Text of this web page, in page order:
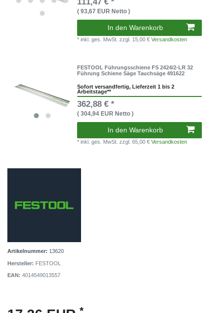
111,47 € *
( 93,67 EUR Netto )
In den Warenkorb
* inkl. ges. MwSt.zzgl. 15,00 €Versandkosten
FESTOOL Führungsschiene FS 2424/2-LR 32
Führung Schiene Säge Tauchsäge 491622
Sofort versandfertig, Lieferzeit 1 bis 2
Arbeitstage**
362,88 € *
( 304,94 EUR Netto )
In den Warenkorb
* inkl. ges. MwSt.zzgl. 65,00 €Versandkosten
Artikelnummer: 13620
Hersteller: FESTOOL
EAN: 4014549013557
*